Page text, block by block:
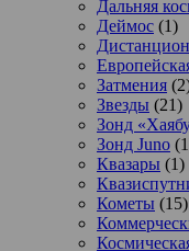
Дальняя
Деймос (1)
Затмения
Звезды (21)
Зонд
Зонд Juno
Квазары (1)
Кометы (15)